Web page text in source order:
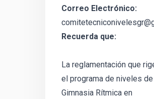
Correo Electrónico:
Recuerda que:
La reglamentación que
el programa de niveles de
Gimnasia Rítmica en